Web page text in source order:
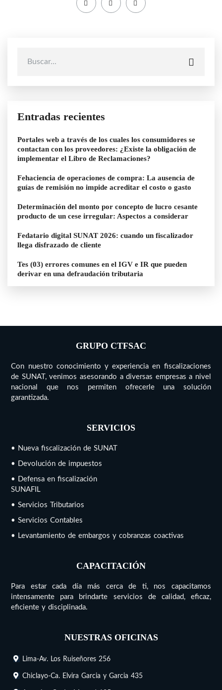
Entradas recientes
Portales web a través de los cuales los consumidores se
contactan con los proveedores: ¿Existe la obligación de
implementar el Libro de Reclamaciones?
Fehaciencia de operaciones de compra: La ausencia de
guías de remisión no impide acreditar el costo o gasto
Determinación del monto por concepto de lucro cesante
producto de un cese irregular: Aspectos a considerar
Fedatario digital SUNAT 2026: cuando un fiscalizador
llega disfrazado de cliente
Tes (03) errores comunes en el IGV e IR que pueden
derivar en una defraudación tributaria
GRUPO CTFSAC
Con nuestro conocimiento y experiencia en fiscalizaciones
de SUNAT, venimos asesorando a diversas empresas a nivel
nacional que nos permiten ofrecerle una solución
garantizada.
SERVICIOS
• Nueva fiscalización de SUNAT
• Devolución de impuestos
• Defensa en fiscalización
SUNAFIL
• Servicios Tributarios
• Servicios Contables
• Levantamiento de embargos y cobranzas coactivas
CAPACITACIÓN
Para estar cada día más cerca de ti, nos capacitamos
intensamente para brindarte servicios de calidad, eficaz,
eficiente y disciplinada.
NUESTRAS OFICINAS
Lima-Av. Los Ruiseñores 256
Chiclayo-Ca. Elvira Garcia y Garcia 435